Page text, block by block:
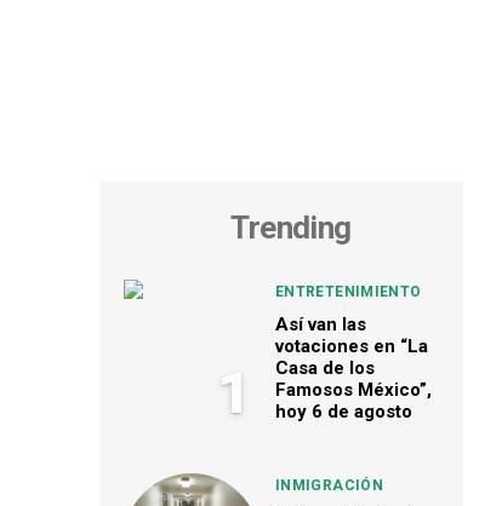
Trending
1
ENTRETENIMIENTO
Así van las
votaciones en “La
Casa de los
Famosos México”,
hoy 6 de agosto
INMIGRACIÓN